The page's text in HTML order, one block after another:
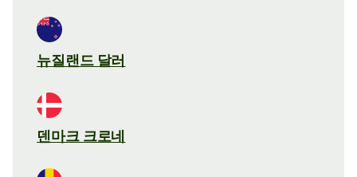
뉴질랜드 달러
덴마크 크로네